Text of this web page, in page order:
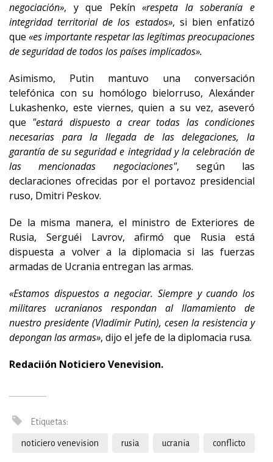
negociación», y que Pekín «respeta la soberanía e
integridad territorial de los estados», si bien enfatizó
que «es importante respetar las legítimas preocupaciones
de seguridad de todos los países implicados».
Asimismo, Putin mantuvo una conversación
telefónica con su homólogo bielorruso, Alexánder
Lukashenko, este viernes, quien a su vez, aseveró
que "estará dispuesto a crear todas las condiciones
necesarias para la llegada de las delegaciones, la
garantía de su seguridad e integridad y la celebración de
las mencionadas negociaciones", según las
declaraciones ofrecidas por el portavoz presidencial
ruso, Dmitri Peskov.
De la misma manera, el ministro de Exteriores de
Rusia, Serguéi Lavrov, afirmó que Rusia está
dispuesta a volver a la diplomacia si las fuerzas
armadas de Ucrania entregan las armas.
«Estamos dispuestos a negociar. Siempre y cuando los
militares ucranianos respondan al llamamiento de
nuestro presidente (Vladímir Putin), cesen la resistencia y
depongan las armas», dijo el jefe de la diplomacia rusa.
Redaciión Noticiero Venevision.
Etiquetas:
noticiero venevision rusia ucrania conflicto